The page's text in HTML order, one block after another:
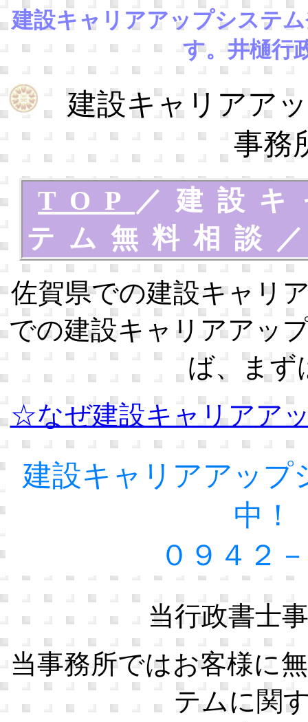
建設キャリアアップシステ
す。井樋行
建設キャリアアッ
事務
TOP ／ 建設
テム無料相談
佐賀県での建設キャリ
での建設キャリアアッ
ば、まず
☆なぜ建設キャリアア
建設キャリアアップ
中！
０９４２
当行政書士
当事務所ではお客様に
テムに関